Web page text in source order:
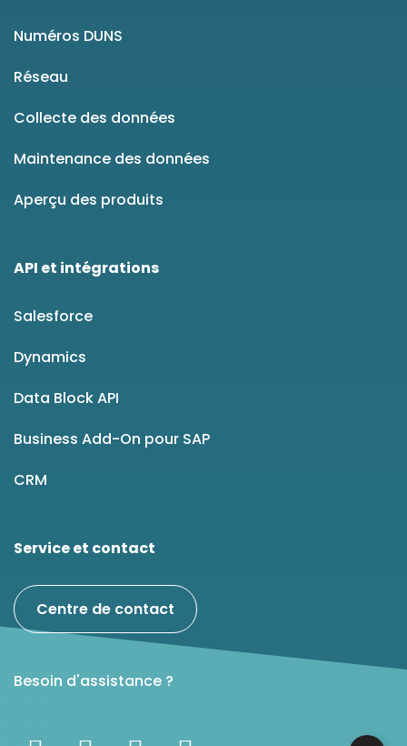
Numéros DUNS
Réseau
Collecte des données
Maintenance des données
Aperçu des produits
API et intégrations
Salesforce
Dynamics
Data Block API
Business Add-On pour SAP
CRM
Service et contact
Centre de contact
Besoin d'assistance ?